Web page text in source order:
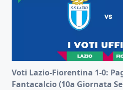
Voti Lazio-Fiorentina 1-0:
Fantacalcio (10a Giornata